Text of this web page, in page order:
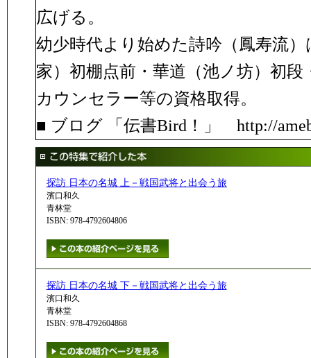
広げる。
幼少時代より始めた詩吟（鳳寿流
家）初棚点前・華道（池ノ坊）初
カウンセラー等の資格取得。
■ ブログ 「伝書Bird！」 http://
探訪 日本の名城 上－戦国武将と出会う旅
濱口和久
青林堂
ISBN: 978-4792604806
探訪 日本の名城 下－戦国武将と出会う旅
濱口和久
青林堂
ISBN: 978-4792604868